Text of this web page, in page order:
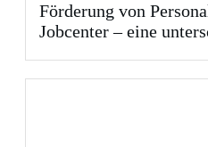
Förderung von
Jobcenter – eine